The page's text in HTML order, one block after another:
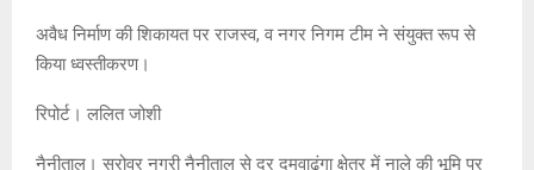
अवैध निर्माण की शिकायत पर राजस्व, व नगर निगम टीम ने संयुक्त रूप से
किया ध्वस्तीकरण।
रिपोर्ट। ललित जोशी
नैनीताल। सरोवर नगरी नैनीताल से दूर दमुवाढूंगा क्षेत्र में नाले की भूमि पर